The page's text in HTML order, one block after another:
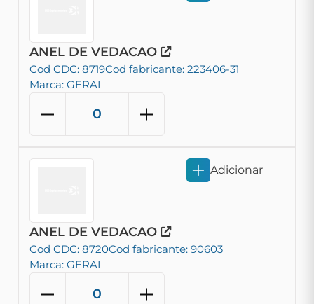
ANEL DE VEDACAO
Cod CDC: 8719Cod fabricante: 223406-31
Marca: GERAL
ANEL DE VEDACAO
Cod CDC: 8720Cod fabricante: 90603
Marca: GERAL
Adicionar